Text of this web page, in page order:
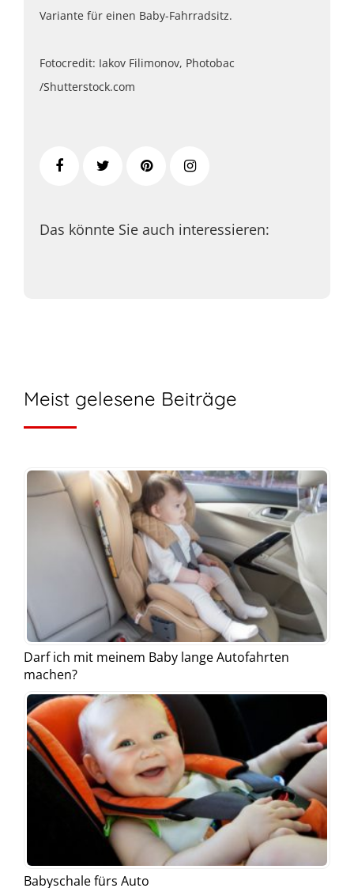
Variante für einen Baby-Fahrradsitz.
Fotocredit: Iakov Filimonov, Photobac
/Shutterstock.com
Das könnte Sie auch interessieren:
Meist gelesene Beiträge
Darf ich mit meinem Baby lange Autofahrten
machen?
Babyschale fürs Auto